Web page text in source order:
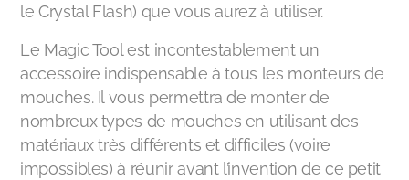
le Crystal Flash) que vous aurez à utiliser.
Le Magic Tool est incontestablement un
accessoire indispensable à tous les monteurs de
mouches. Il vous permettra de monter de
nombreux types de mouches en utilisant des
matériaux très différents et difficiles (voire
impossibles) à réunir avant l’invention de ce petit